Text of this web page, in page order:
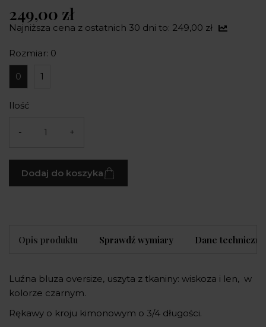
249,00 zł
Najniższa cena z ostatnich 30 dni to: 249,00 zł
Rozmiar: 0
0 1
Ilość
- +
Dodaj do koszyka
Opis produktu Sprawdź wymiary Dane techniczne
Luźna bluza oversize, uszyta z tkaniny: wiskoza i len, w
kolorze czarnym.
Rękawy o kroju kimonowym o 3/4 długości.